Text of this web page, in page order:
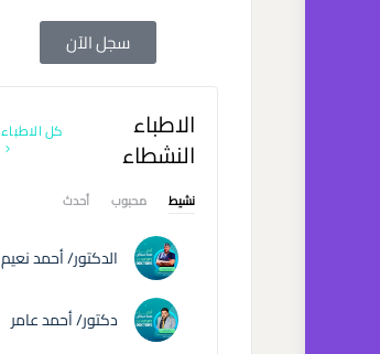
سجل الآن
الاطباء
النشطاء
كل الاطباء
نشيط محبوب أحدث
الدكتور/ أحمد نعيم
دكتور/ أحمد عامر